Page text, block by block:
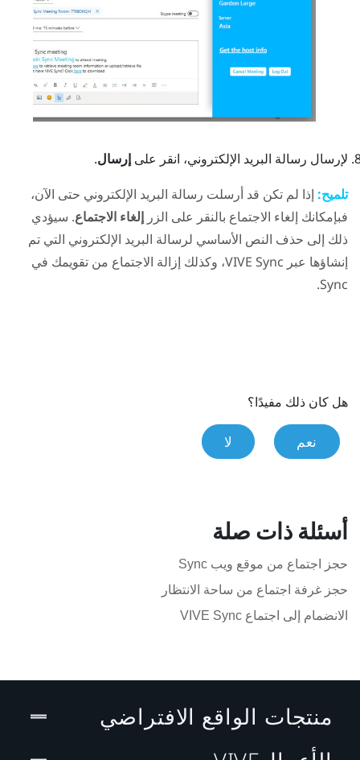
لإرسال رسالة البريد الإلكتروني، انقر على إرسال.
تلميح:إذا لم تكن قد أرسلت رسالة البريد الإلكتروني حتى الآن،
فبإمكانك إلغاء الاجتماع بالنقر على الزر إلغاء الاجتماع. سيؤدي
ذلك إلى حذف النص الأساسي لرسالة البريد الإلكتروني التي تم
إنشاؤها عبر VIVE Sync، وكذلك إزالة الاجتماع من تقويمك في
Sync
.
هل كان ذلك مفيدًا؟
نعم لا
أسئلة ذات صلة
حجز اجتماع من موقع ويب Sync
حجز غرفة اجتماع من ساحة الانتظار
الانضمام إلى اجتماع VIVE Sync
منتجات الواقع الافتراضي